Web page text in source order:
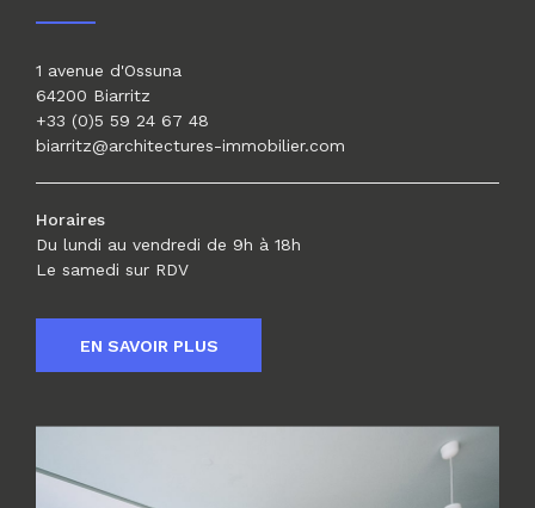
1 avenue d'Ossuna
64200 Biarritz
+33 (0)5 59 24 67 48
biarritz@architectures-immobilier.com
Horaires
Du lundi au vendredi de 9h à 18h
Le samedi sur RDV
EN SAVOIR PLUS